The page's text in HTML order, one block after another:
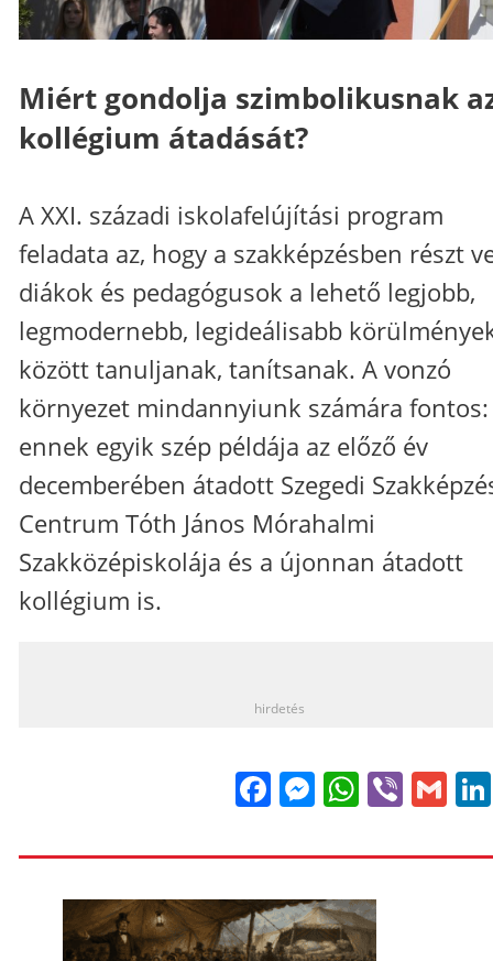
Miért gondolja szimbolikusnak
kollégium átadását?
A XXI. századi iskolafelújítási program
feladata az, hogy a szakképzésben részt
diákok és pedagógusok a lehető legjobb,
legmodernebb, legideálisabb
között tanuljanak, tanítsanak. A vonzó
környezet mindannyiunk számára fontos:
ennek egyik szép példája az előző év
decemberében átadott Szegedi
Centrum Tóth János Mórahalmi
Szakközépiskolája és a újonnan átadott
kollégium is.
hirdetés
FacebookViber